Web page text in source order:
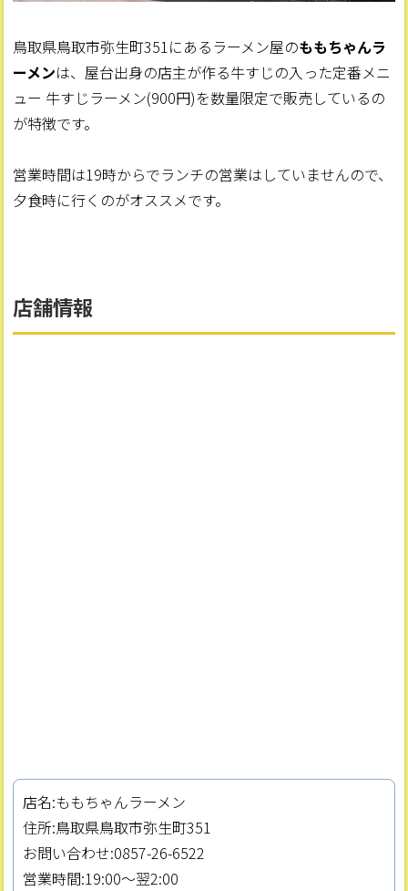
鳥取県鳥取市弥生町351にあるラーメン屋のももちゃんラ
ーメンは、屋台出身の店主が作る牛すじの入った定番メニ
ュー 牛すじラーメン(900円)を数量限定で販売しているの
が特徴です。
営業時間は19時からでランチの営業はしていませんので、
夕食時に行くのがオススメです。
店舗情報
店名:ももちゃんラーメン
住所:鳥取県鳥取市弥生町351
お問い合わせ:0857-26-6522
営業時間:19:00～翌2:00